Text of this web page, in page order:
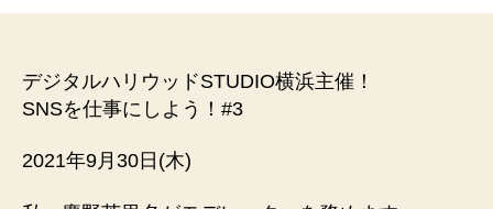
ナ
し
デジタルハリウッドSTUDIO横浜主催！
SNSを仕事にしよう！#3
2021年9月30日(木)